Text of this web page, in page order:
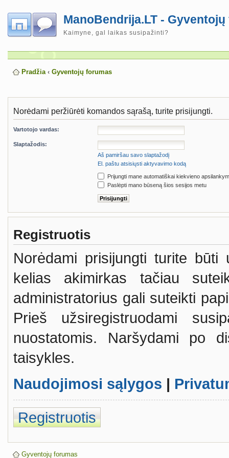
ManoBendrija.LT -
Kaimyne, gal laikas susipažinti?
Pradžia ‹ Gyventojų forumas
Norėdami peržiūrėti komandos sąrašą, turite prisijungti.
Vartotojo vardas:
Slaptažodis:
Aš pamiršau savo slaptažodį
El. paštu atsisiųsti aktyvavimo kodą
Prijungti mane automatiškai kiekvieno
Paslėpti mano būseną šios sesijos metu
Registruotis
Norėdami prisijungti turite būti
kelias akimirkas tačiau
administratorius gali suteikti
Prieš užsiregistruodami
nuostatomis. Naršydami po
taisykles.
Naudojimosi sąlygos |
Registruotis
Gyventojų forumas